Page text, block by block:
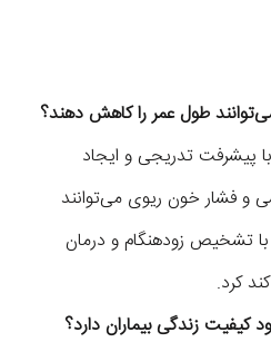
طول عمر را کاهش دهند؟
پیشرفت تدریجی و ایجاد
و فشار خون ریوی می‌توانند
تشخیص زودهنگام و درمان
کرد.
کیفیت زندگی بیماران دارد؟